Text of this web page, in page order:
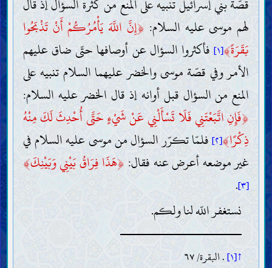
قصّة بني إسرائيل تنبيه على المنع من كثرة السؤال إذ قال
لهم موسى عليه السلام: ﴿إِنَّ اللَّهَ يَأْمُرُكُمْ أَنْ تَذْبَحُوا
بَقَرَةً﴾[١] فأكثروا السؤال عن أوصافها حتّى ضاق عليهم
الأمر وفي قصّة موسى والخضر عليهما السلام تنبيه على
المنع من السؤال قبل أوانه إذ قال الخضر عليه السلام:
﴿فَإِنِ اتَّبَعْتَنِي فَلَا تَسْأَلْنِي عَنْ شَيْءٍ حَتَّى أُحْدِثَ لَكَ مِنْهُ
ذِكْرًا﴾[٢] فلمّا تكرّر السؤال من موسى عليه السلام في
غير موضعه أعرض عنه فقال: ﴿هَذَا فِرَاقُ بَيْنِي وَبَيْنِكَ﴾
[٣] .
نستغفر اللّه لنا ولكم.
↑[١] . البقرة/ ٦٧